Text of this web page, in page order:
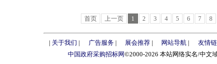
首页 上一页 1 2 3 4 5 6 7 8
| 关于我们 | 广告服务| 展会推荐| 网站导航 |
友情
中国政府采购招标网©2000-2026 本站网络实名/中文